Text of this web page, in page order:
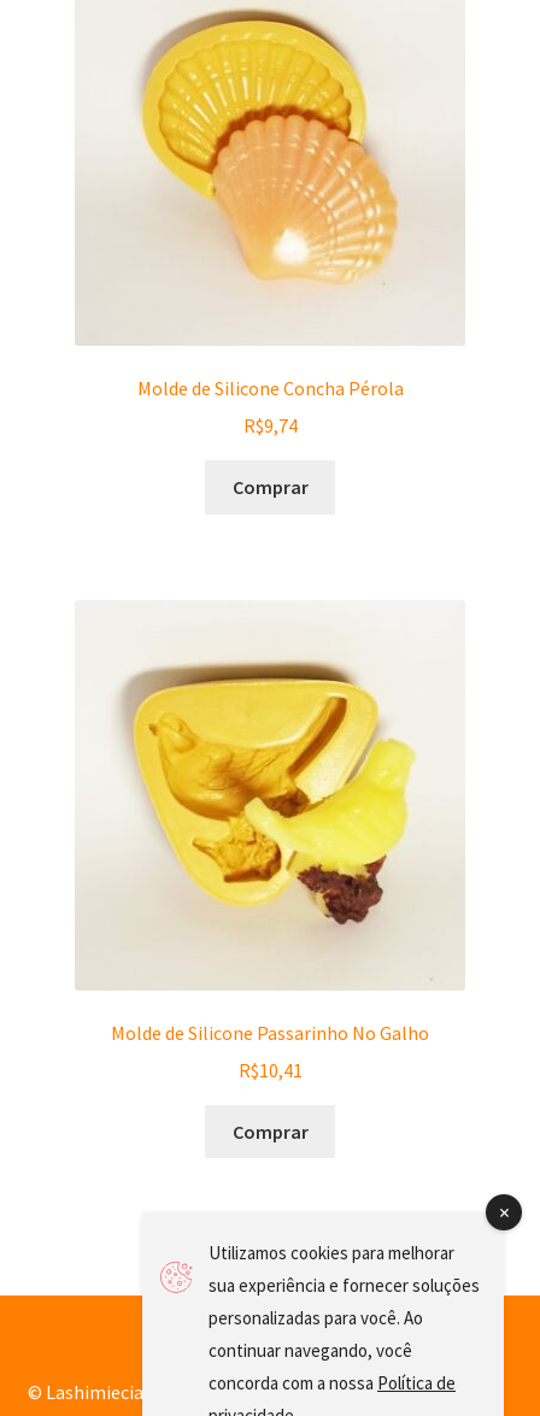
Molde de Silicone Concha Pérola
R$9,74
Comprar
Molde de Silicone Passarinho No Galho
R$10,41
Comprar
© Lashimiecia 2026
Utilizamos cookies para melhorar
sua experiência e fornecer soluções
personalizadas para você. Ao
continuar navegando, você
concorda com a nossa Política de